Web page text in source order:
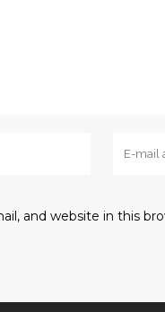
and website in this